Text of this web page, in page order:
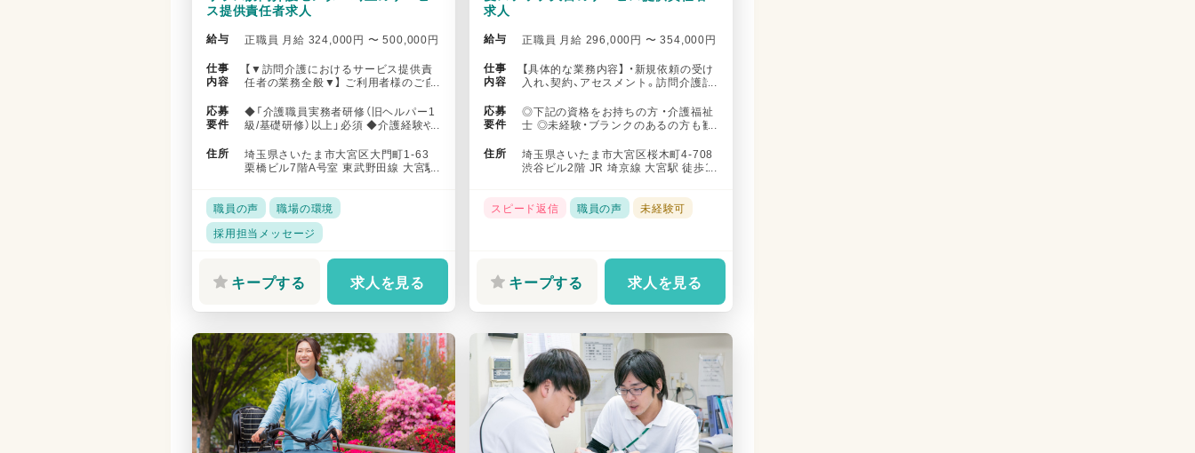
ス提供責任者求人
給与
正職員 月給 324,000円 〜 500,000円
仕事
内容
【▼訪問介護におけるサービス提供責
任者の業務全般▼】 ご利用者様のご自
応募
要件
◆「介護職員実務者研修（旧ヘルパー1
級/基礎研修）以上」必須 ◆介護経験や
住所
埼玉県さいたま市大宮区大門町1-63
栗橋ビル7階A号室 東武野田線 大宮駅
職員の声
職場の環境
採用担当メッセージ
キープする 求人を見る
求人
給与
正職員 月給 296,000円 〜 354,000円
仕事
内容
【具体的な業務内容】 ・新規依頼の受け
入れ、契約、アセスメント。訪問介護計
応募
要件
◎下記の資格をお持ちの方 ・介護福祉
士 ◎未経験・ブランクのあるの方も歓
住所
埼玉県さいたま市大宮区桜木町4-708
渋谷ビル2階 JR 埼京線 大宮駅 徒歩1
スピード返信
職員の声 未経験可
キープする 求人を見る